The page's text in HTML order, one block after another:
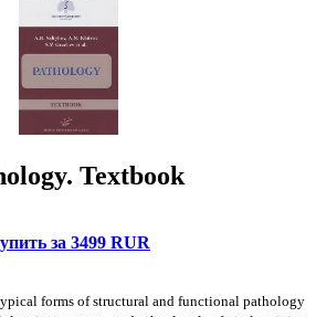
Textbook
за 3499 RUR
forms of structural and functional pathology